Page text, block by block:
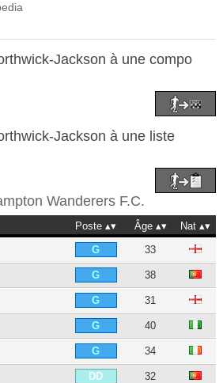
Jackson à une compo
Jackson à une liste
Wanderers F.C.
Poste Âge
Nat
G 33
G 38
G 31
G 40
G 34
DD 32